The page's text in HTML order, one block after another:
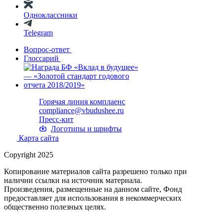
Одноклассники
Telegram
Вопрос-ответ
Глоссарий
Горячая линия комплаенс
compliance@vbudushee.ru
Пресс-кит
Логотипы и шрифты
Карта сайта
Copyright 2025
Копирование материалов сайта разрешено только при
наличии ссылки на источник материала.
Произведения, размещенные на данном сайте, Фонд
предоставляет для использования в некоммерческих
общественно полезных целях.